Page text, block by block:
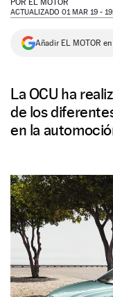
NEWSLETTER
POR EL MOTOR
ACTUALIZADO 01 MAR 19 -
Añadir EL MOTOR
La OCU ha
de los
en la